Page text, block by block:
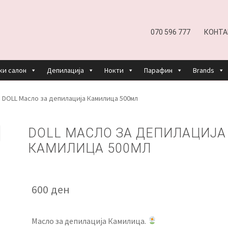
070 596 777
салон Депилација Нокти Парафин Brands
AND RETURNS POLICY UNDP
ЗА НАС ПРОИЗВОДИ КОРИСНИ СОВЕТИ
DOLL Масло за депилација Камилица 500мл
DOLL МАСЛО ЗА ДЕПИЛАЦИЈА
КАМИЛИЦА 500МЛ
600 ден
Масло за депилација Камилица.